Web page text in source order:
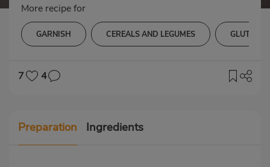
More recipe for
GARNISH CEREALS AND LEGUMES GLUTEN-
7 4
Preparation Ingredients